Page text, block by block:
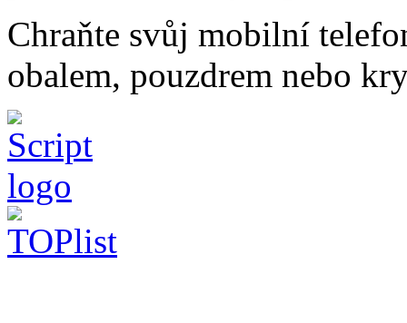
Chraňte svůj mobilní
obalem, pouzdrem nebo